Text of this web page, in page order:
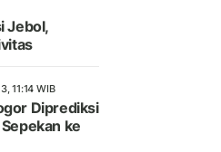
Jebol,
11:14 WIB
Diprediksi
ke